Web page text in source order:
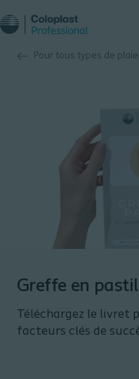
Pour tous types de
Greffe en
Téléchargez le livret
facteurs clés de